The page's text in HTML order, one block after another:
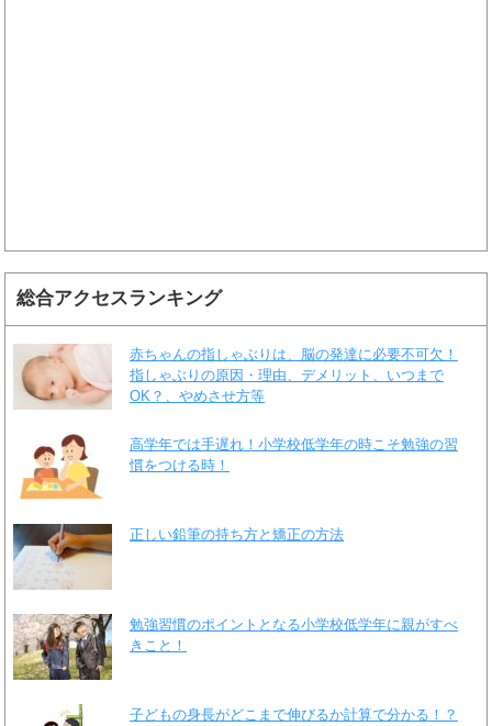
総合アクセスランキング
赤ちゃんの指しゃぶりは、脳の発達に必要不可欠！
指しゃぶりの原因・理由、デメリット、いつまで
OK？、やめさせ方等
高学年では手遅れ！小学校低学年の時こそ勉強の習
慣をつける時！
正しい鉛筆の持ち方と矯正の方法
勉強習慣のポイントとなる小学校低学年に親がすべ
きこと！
子どもの身長がどこまで伸びるか計算で分かる！？